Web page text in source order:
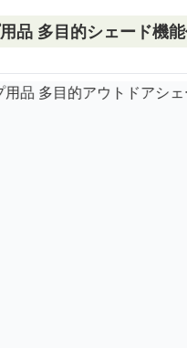
品 多目的シェード機